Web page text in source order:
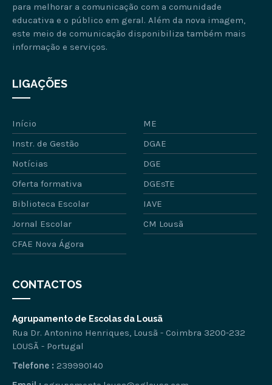
para melhorar a comunicação com a comunidade
educativa e o público em geral. Além da nova imagem,
este meio de comunicação disponibiliza também mais
informação e serviços.
LIGAÇÕES
Início
ME
Instr. de Gestão
DGAE
Notícias
DGE
Oferta formativa
DGEsTE
Biblioteca Escolar
IAVE
Jornal Escolar
CM Lousã
CFAE Nova Ágora
CONTACTOS
Agrupamento de Escolas da Lousã
Rua Dr. Antonino Henriques, Lousã - Coimbra 3200-232
LOUSÃ - Portugal
Telefone : 239990140